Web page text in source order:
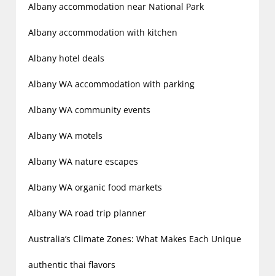
a
t
o
n
Albany accommodation near National Park
Albany accommodation with kitchen
Albany hotel deals
Albany WA accommodation with parking
Albany WA community events
Albany WA motels
Albany WA nature escapes
Albany WA organic food markets
Albany WA road trip planner
Australia’s Climate Zones: What Makes Each Unique
authentic thai flavors